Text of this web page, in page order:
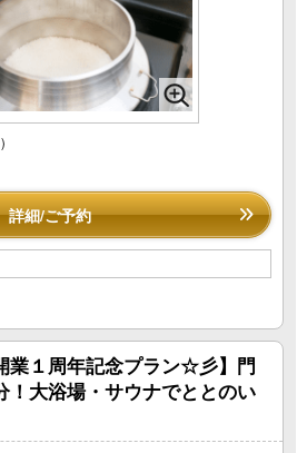
詳細/ご予約
業１周年記念プラン☆彡】門
！大浴場・サウナでととのい